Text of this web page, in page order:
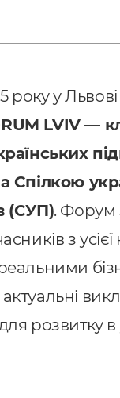
року у
LVIV —
Спілкою
(СУП). Форум
з усієї
розвитку